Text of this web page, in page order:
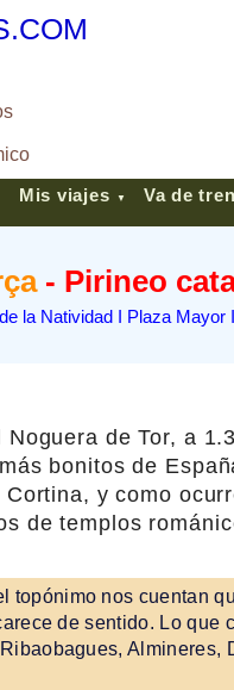
Mis viajes ▼ Va de
- Pirineo
la Natividad I Plaza
de Tor, a
bonitos de
y como
de templos
topónimo nos cuentan
de sentido. Lo que
Almineres,